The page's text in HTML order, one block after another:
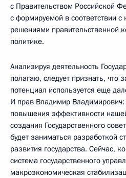
с Правительством Российской
с формируемой в соответствии с
решениями правительственной
политике.
Анализируя деятельность
полагаю, следует признать,
потенциал используется еще
И прав Владимир Владимирович:
повышения эффективности
создания Государственного
будет заниматься разработкой
развития государства. Сейчас,
система государственного
макроэкономическая